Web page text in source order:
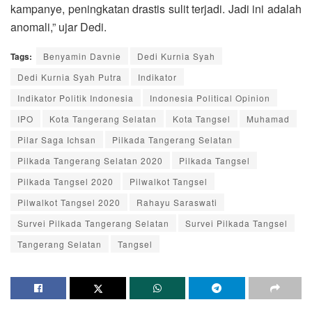
kampanye, peningkatan drastis sulit terjadi. Jadi ini adalah
anomali,” ujar Dedi.
Tags: Benyamin Davnie
Dedi Kurnia Syah
Dedi Kurnia Syah Putra
Indikator
Indikator Politik Indonesia
Indonesia Political Opinion
IPO
Kota Tangerang Selatan Kota Tangsel
Muhamad
Pilar Saga Ichsan
Pilkada Tangerang Selatan
Pilkada Tangerang Selatan 2020
Pilkada Tangsel
Pilkada Tangsel 2020
Pilwalkot Tangsel
Pilwalkot Tangsel 2020
Rahayu Saraswati
Survei Pilkada Tangerang Selatan
Survei Pilkada Tangsel
Tangerang Selatan
Tangsel